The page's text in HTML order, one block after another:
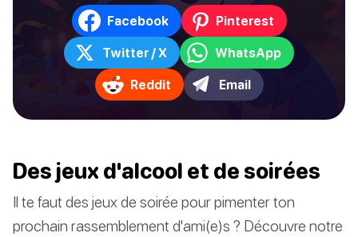
Facebook Pinterest
Twitter / X WhatsApp
Reddit Email
Des jeux d'alcool et de soirées
Il te faut des jeux de soirée pour pimenter ton
prochain rassemblement d'ami(e)s ? Découvre notre